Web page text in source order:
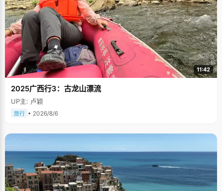
11:42
2025广西行3：古龙山漂流
UP主: 卢颖
旅行 • 2026/8/6